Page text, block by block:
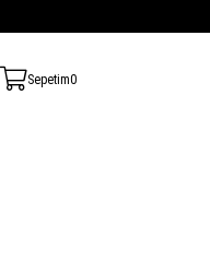
Sepetim0